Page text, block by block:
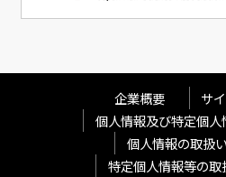
企業概要
サ
個人情報及び特定個
個人情報の取扱
特定個人情報等の取